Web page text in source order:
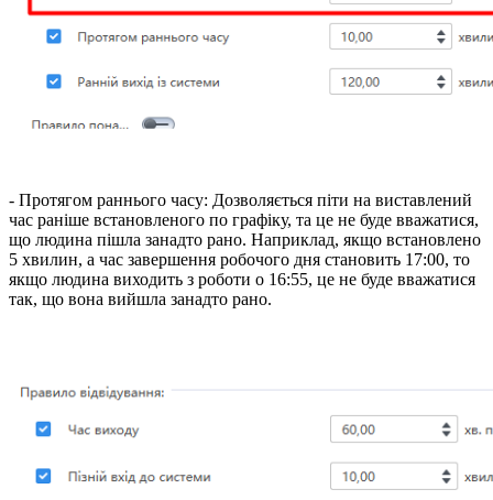
- Протягом раннього часу: Дозволяється піти на виставлений
час раніше встановленого по графіку, та це не буде вважатися,
що людина пішла занадто рано. Наприклад, якщо встановлено
5 хвилин, а час завершення робочого дня становить 17:00, то
якщо людина виходить з роботи о 16:55, це не буде вважатися
так, що вона вийшла занадто рано.